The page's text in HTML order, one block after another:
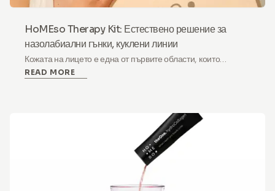
HoMEso Therapy Kit: Естествено решение за
назолабиални гънки, куклени линии
Кожата на лицето е една от първите области, които
разкриват признаците на стареене. Сред най-
направят лицето да изглежда уморено или дори тъжно.
Докато те са естествена част от процеса на стареене,
много хора искат да бъдат по-малко изразени.
READ MORE